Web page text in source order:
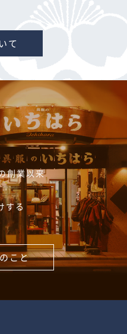
て
創業以来
する
こと